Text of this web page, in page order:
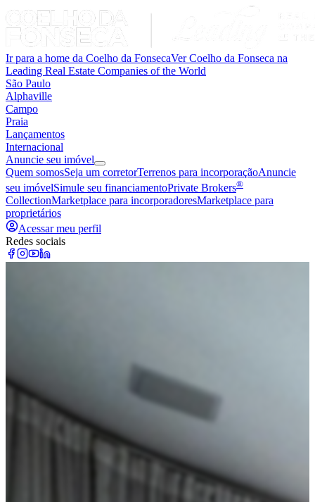
Ir para a home da Coelho da FonsecaVer Coelho da Fonseca na
Leading Real Estate Companies of the World
São Paulo
Alphaville
Campo
Praia
Lançamentos
Internacional
Anuncie seu imóvel
Quem somosSeja um corretorTerrenos para incorporaçãoAnuncie
seu imóvelSimule seu financiamentoPrivate Brokers®
CollectionMarketplace para incorporadoresMarketplace para
proprietários
Acessar meu perfil
Redes sociais